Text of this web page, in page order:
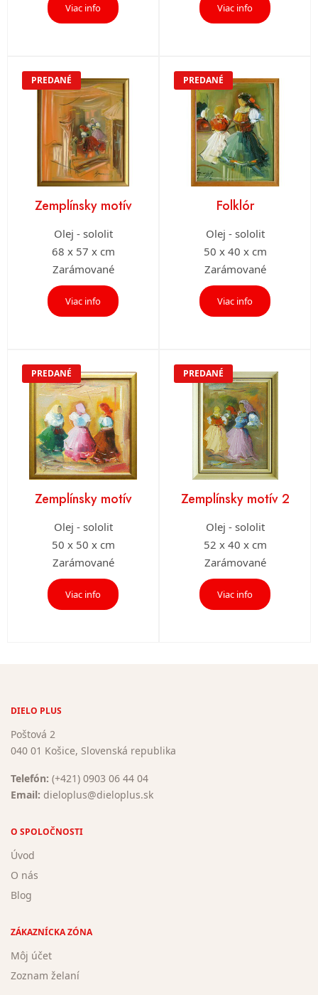
Viac info Viac info
PREDANÉ
Zemplínsky motív
Olej - sololit
68 x 57 x cm
Zarámované
Viac info
PREDANÉ
Folklór
Olej - sololit
50 x 40 x cm
Zarámované
Viac info
PREDANÉ
Zemplínsky motív
Olej - sololit
50 x 50 x cm
Zarámované
Viac info
PREDANÉ
Zemplínsky motív 2
Olej - sololit
52 x 40 x cm
Zarámované
Viac info
DIELO PLUS
Poštová 2
040 01 Košice, Slovenská republika
Telefón: (+421) 0903 06 44 04
Email: dieloplus@dieloplus.sk
O SPOLOČNOSTI
Úvod
O nás
Blog
ZÁKAZNÍCKA ZÓNA
Môj účet
Zoznam želaní